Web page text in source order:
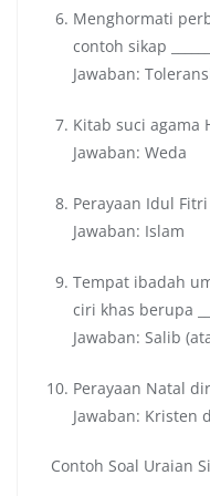
Menghormati
contoh sikap
Jawaban:
Kitab suci agama
Jawaban: Weda
Perayaan Idul Fitri
Jawaban: Islam
Tempat ibadah
ciri khas berupa
Jawaban: Salib
Perayaan Natal
Jawaban: Kristen
Contoh Soal Uraian